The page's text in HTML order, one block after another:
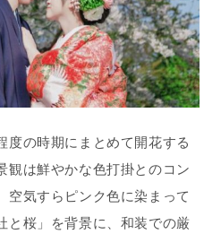
度の時期にまとめて開花する
観は鮮やかな色打掛とのコン
空気すらピンク色に染まって
と桜」を背景に、和装での厳